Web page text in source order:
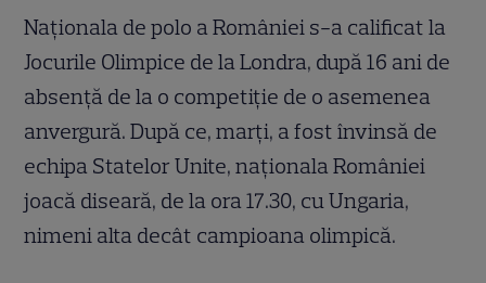
Naționala de polo a României s-a calificat la
Jocurile Olimpice de la Londra, după 16 ani de
absență de la o competiție de o asemenea
anvergură. După ce, marți, a fost învinsă de
echipa Statelor Unite, naționala României
joacă diseară, de la ora 17.30, cu Ungaria,
nimeni alta decât campioana olimpică.